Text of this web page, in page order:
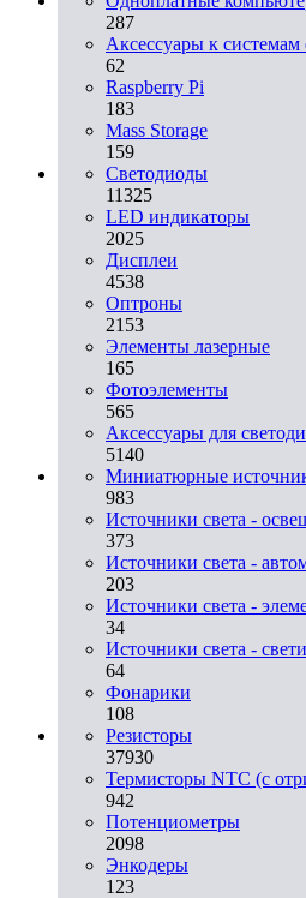
287
Аксессуары к системам
62
Raspberry Pi
183
Mass Storage
159
Светодиоды
11325
LED индикаторы
2025
Дисплеи
4538
Оптроны
2153
Элементы лазерные
165
Фотоэлементы
565
Аксессуары для
5140
Миниатюрные
983
Источники света -
373
Источники света -
203
Источники света -
34
Источники света -
64
Фонарики
108
Резисторы
37930
Термисторы NTC (с
942
Потенциометры
2098
Энкодеры
123